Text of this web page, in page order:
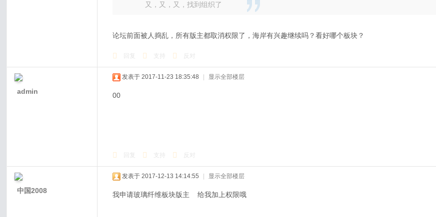
又，又，又，找到组织了
论坛前面被人捣乱，所有版主都取消权限了，海岸有兴趣继续吗？看好哪个板块？
回复 支持 反对
admin
发表于 2017-11-23 18:35:48 显示全部楼层
00
回复 支持 反对
中国2008
发表于 2017-12-13 14:14:55 显示全部楼层
我申请玻璃纤维板块版主 给我加上权限哦